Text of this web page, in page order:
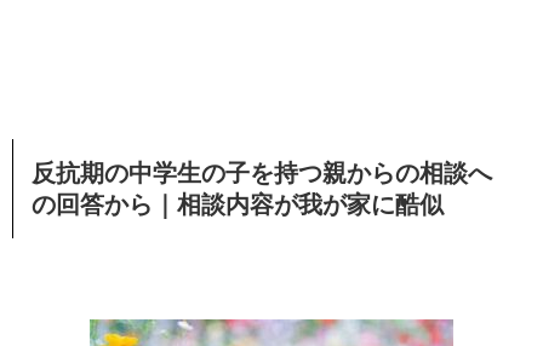
反抗期の中学生の子を持つ親からの相談へ
の回答から｜相談内容が我が家に酷似